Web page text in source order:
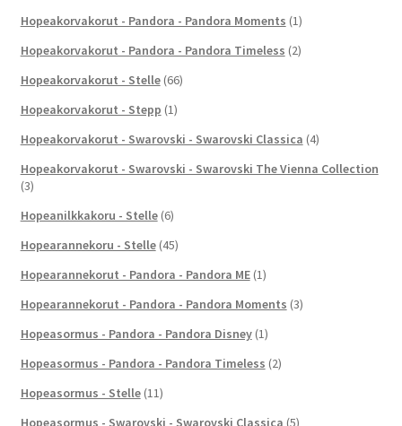
Hopeakorvakorut - Pandora - Pandora Moments (1)
Hopeakorvakorut - Pandora - Pandora Timeless (2)
Hopeakorvakorut - Stelle (66)
Hopeakorvakorut - Stepp (1)
Hopeakorvakorut - Swarovski - Swarovski Classica (4)
Hopeakorvakorut - Swarovski - Swarovski The Vienna Collection
(3)
Hopeanilkkakoru - Stelle (6)
Hopearannekoru - Stelle (45)
Hopearannekorut - Pandora - Pandora ME (1)
Hopearannekorut - Pandora - Pandora Moments (3)
Hopeasormus - Pandora - Pandora Disney (1)
Hopeasormus - Pandora - Pandora Timeless (2)
Hopeasormus - Stelle (11)
Hopeasormus - Swarovski - Swarovski Classica (5)